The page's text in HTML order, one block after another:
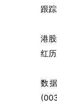
跟
港
红
数